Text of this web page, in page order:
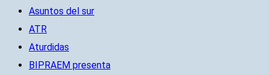
Asuntos del sur
ATR
Aturdidas
BIPRAEM presenta